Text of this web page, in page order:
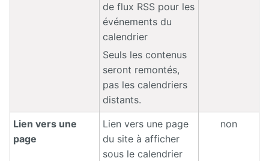
de flux RSS pour les
événements du
calendrier
Seuls les contenus
seront remontés,
pas les calendriers
distants.
Lien vers une
page
Lien vers une page
du site à afficher
sous le calendrier
non